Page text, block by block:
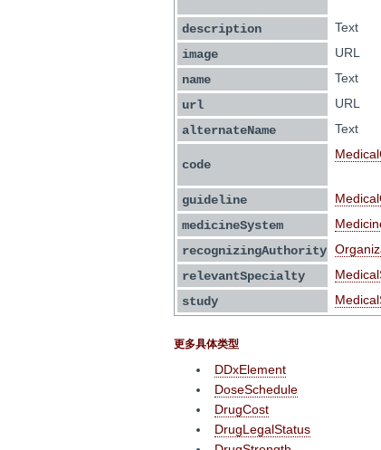
description
Text
image
URL
name
Text
url
URL
alternateName
Text
code
guideline
medicineSystem
recognizingAuthority
relevantSpecialty
study
更多具体类型
DDxElement
DoseSchedule
DrugCost
DrugLegalStatus